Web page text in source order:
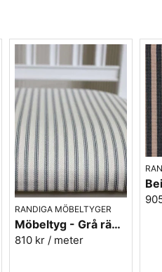
RANDIGA MÖBELTYGER
Möbeltyg - Grå ränder - Ellinor nr.90
810 kr / meter